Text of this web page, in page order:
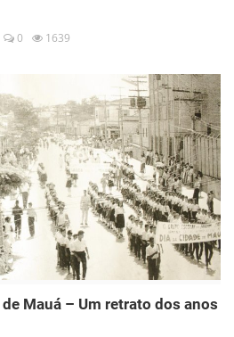
0 1639
Mauá – Um retrato dos anos